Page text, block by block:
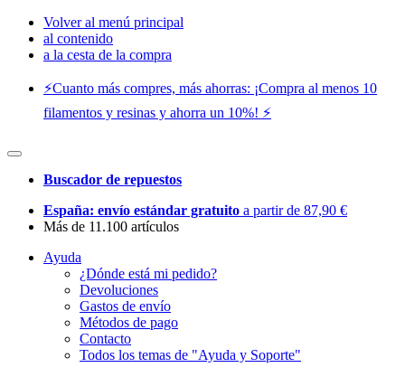
Volver al menú principal
al contenido
a la cesta de la compra
⚡️Cuanto más compres, más ahorras: ¡Compra al menos 10
filamentos y resinas y ahorra un 10%! ⚡️
Buscador de repuestos
España: envío estándar gratuito a partir de 87,90 €
Más de 11.100 artículos
Ayuda
¿Dónde está mi pedido?
Devoluciones
Gastos de envío
Métodos de pago
Contacto
Todos los temas de "Ayuda y Soporte"